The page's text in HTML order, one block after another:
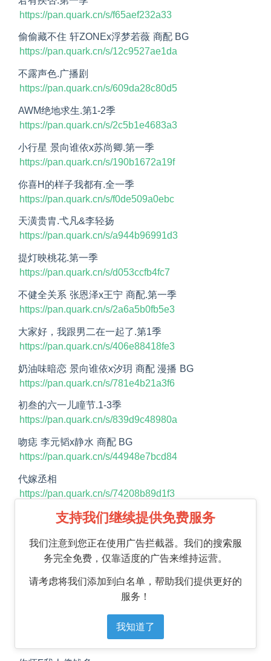
https://pan.quark.cn/s/f65aef232a33
偷偷藏不住 轩ZONEx浮梦若薇 商配 BG
https://pan.quark.cn/s/12c9527ae1da
不露声色.广播剧
https://pan.quark.cn/s/609da28c80d5
AWM绝地求生.第1-2季
https://pan.quark.cn/s/2c5b1e4683a3
小行星 景向谁依x苏尚卿.第一季
https://pan.quark.cn/s/190b1672a19f
你喜H的样子我都有.全一季
https://pan.quark.cn/s/f0de509a0ebc
天潢贵胄.弋凡&李轻扬
https://pan.quark.cn/s/a944b96991d3
提灯映桃花.第一季
https://pan.quark.cn/s/d053ccfb4fc7
不健全关系 张恩泽x王宁 商配.第一季
https://pan.quark.cn/s/2a6a5b0fb5e3
大家好，我跟男二在一起了.第1季
https://pan.quark.cn/s/406e88418fe3
奶油味暗恋 景向谁依x汐玥 商配 漫播 BG
https://pan.quark.cn/s/781e4b21a3f6
初叁的六一儿瞳节.1-3季
https://pan.quark.cn/s/839d9c48980a
吻痣 李元韬x静水 商配 BG
https://pan.quark.cn/s/44948e7bcd84
代嫁丞相
https://pan.quark.cn/s/74208b89d1f3
亡命之徒的退休生涯.广播剧.全一季
我行让我来.叶清×夏磊.第一季
妖怪公寓 DK x糖醋排骨 漫播
https://pan.quark.cn/s/c616f718e9e8
https://pan.quark.cn/s/f9df47641395
支持我们继续提供免费服务
我们注意到您正在使用广告拦截器。我们的搜索服
务完全免费，仅靠适度的广告来维持运营。
请考虑将我们添加到白名单，帮助我们提供更好的
服务！
我知道了